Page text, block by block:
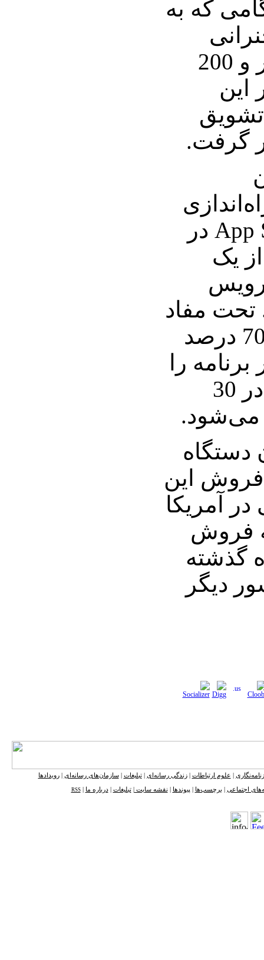
که به
برای بیش از پنج هزار و 200
این
تشویق
گرفت.
شدن فروشگاه App Store در
بیش از یک
تحت مفاد
App Store، طراحان 70 درصد
را
به دست آورده و اپل در 30
می‌شود.
دستگاه
فروش این
آمریکا
فروش
گذشته
در 9 کشور دیگر
علوم ارتباطات |زندگی رسانه‌ای |تبلیغات سازمان‌های رسانه‌ای |رویدادها
اجتماعی برچسب‌ها پیوندها نقشه ‌سایت تبلیغات |درباره ما |
RSS